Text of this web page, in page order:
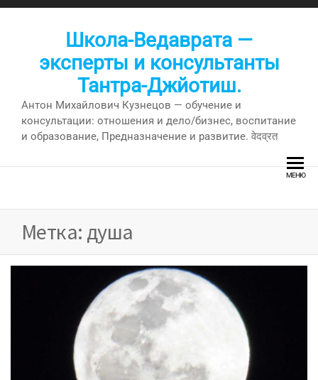
Перейти
Школа-Ведаврата —
эксперты и консультанты
Тантра-Джйотиш.
Антон Михайлович Кузнецов — обучение и
консультации: отношения и дело/бизнес, воспитание
и образование, Предназначение и развитие. वेदव्रत
МЕНЮ
Метка: душа